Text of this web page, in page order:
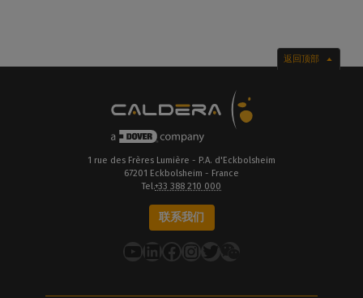
返回顶部
1 rue des Frères Lumière - P.A. d'Eckbolsheim
67201 Eckbolsheim - France
Tel.+33 388 210 000
联系我们
YouTube
LinkedIn
在 Facebook 上Instagram
推特